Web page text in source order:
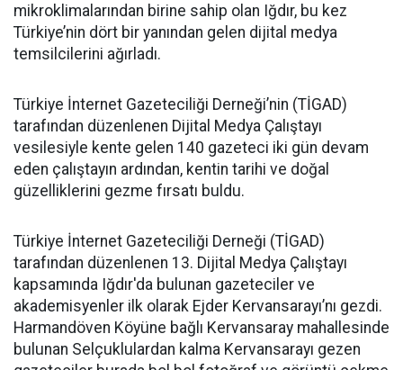
mikroklimalarından birine sahip olan Iğdır, bu kez
Türkiye’nin dört bir yanından gelen dijital medya
temsilcilerini ağırladı.
Türkiye İnternet Gazeteciliği Derneği’nin (TİGAD)
tarafından düzenlenen Dijital Medya Çalıştayı
vesilesiyle kente gelen 140 gazeteci iki gün devam
eden çalıştayın ardından, kentin tarihi ve doğal
güzelliklerini gezme fırsatı buldu.
Türkiye İnternet Gazeteciliği Derneği (TİGAD)
tarafından düzenlenen 13. Dijital Medya Çalıştayı
kapsamında Iğdır'da bulunan gazeteciler ve
akademisyenler ilk olarak Ejder Kervansarayı’nı gezdi.
Harmandöven Köyüne bağlı Kervansaray mahallesinde
bulunan Selçuklulardan kalma Kervansarayı gezen